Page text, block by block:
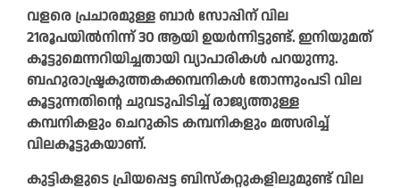
വളരെ പ്രചാരമുള്ള ബാർ സോപ്പിന് വില
21രൂപയിൽനിന്ന് 30 ആയി ഉയർന്നിട്ടുണ്ട്. ഇനിയുമത്
കൂട്ടുമെന്നറിയിച്ചതായി വ്യാപാരികൾ പറയുന്നു.
ബഹുരാഷ്ട്രകുത്തകക്കമ്പനികൾ തോന്നുംപടി വില
കൂട്ടുന്നതിന്റെ ചുവടുപിടിച്ച് രാജ്യത്തുള്ള
കമ്പനികളും ചെറുകിട കമ്പനികളും മത്സരിച്ച്
വിലകൂട്ടുകയാണ്.
കുട്ടികളുടെ പ്രിയപ്പെട്ട ബിസ്‌കറ്റുകളിലുമുണ്ട് വില